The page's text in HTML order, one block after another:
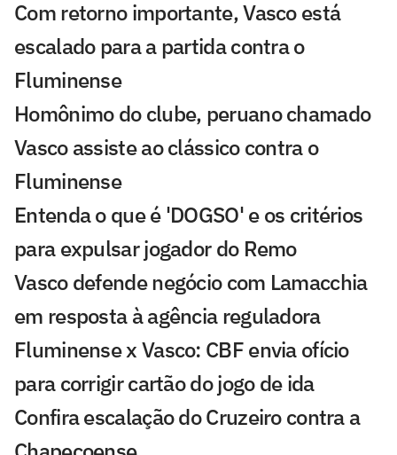
Com retorno importante, Vasco está
escalado para a partida contra o
Fluminense
Homônimo do clube, peruano chamado
Vasco assiste ao clássico contra o
Fluminense
Entenda o que é 'DOGSO' e os critérios
para expulsar jogador do Remo
Vasco defende negócio com Lamacchia
em resposta à agência reguladora
Fluminense x Vasco: CBF envia ofício
para corrigir cartão do jogo de ida
Confira escalação do Cruzeiro contra a